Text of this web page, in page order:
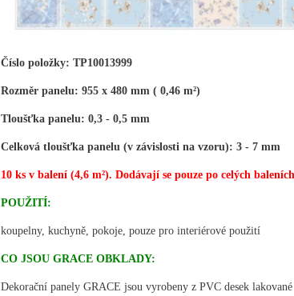
Číslo položky: TP10013999
Rozměr panelu: 955 x 480 mm ( 0,46 m²)
Tloušťka panelu: 0,3 - 0,5 mm
Celková tloušťka panelu (v závislosti na vzoru): 3 - 7 mm
10 ks v balení (4,6 m²). Dodávají se pouze po celých
POUŽITÍ:
koupelny, kuchyně, pokoje, pouze pro interiérové ​​použití
CO JSOU GRACE OBKLADY:
Dekorační panely GRACE jsou vyrobeny z PVC desek